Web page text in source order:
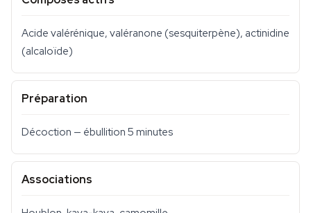
Acide valérénique, valéranone (sesquiterpène), actinidine
(alcaloïde)
Préparation
Décoction — ébullition 5 minutes
Associations